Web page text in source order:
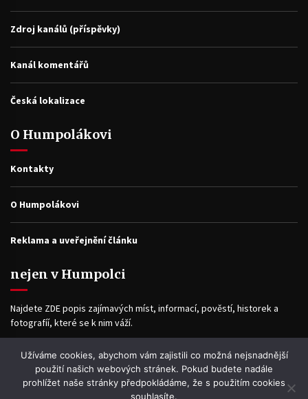
Zdroj kanálů (příspěvky)
Kanál komentářů
Česká lokalizace
O Humpolákovi
Kontakty
O Humpolákovi
Reklama a uveřejnění článku
nejen v Humpolci
Najdete ZDE popis zajímavých míst, informací, pověstí, historek a
fotografíí, které se k nim váží.
Facebook
Užíváme cookies, abychom vám zajistili co možná nejsnadnější
použití našich webových stránek. Pokud budete nadále
prohlížet naše stránky předpokládáme, že s použitím cookies
souhlasíte.